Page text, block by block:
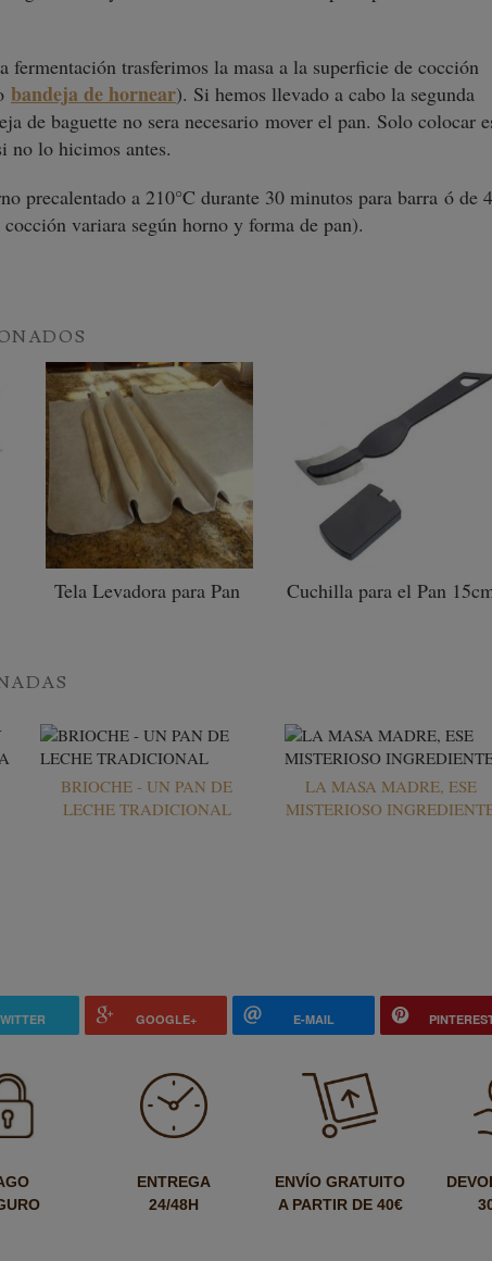
fermentación trasferimos la masa a la superficie de cocción
bandeja de hornear). Si hemos llevado a cabo la segunda
de baguette no sera necesario mover el pan. Solo colocar
no lo hicimos antes.
precalentado a 210°C durante 30 minutos para barra ó de
variara según horno y forma de pan).
Tela Levadora para Pan Cuchilla para el Pan
BRIOCHE - UN PAN DE
LECHE TRADICIONAL
LA MASA MADRE, ESE
MISTERIOSO
GOOGLE+ E-MAIL
ENTREGA
24/48H
ENVÍO GRATUITO
A PARTIR DE 40€